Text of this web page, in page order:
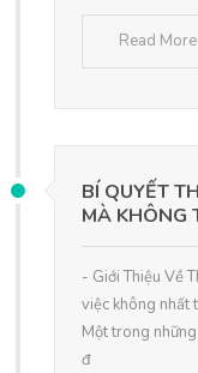
Read More
BÍ QUYẾT
MÀ KHÔNG
- Giới Thiệu Về
việc không nhất
Một trong
đ